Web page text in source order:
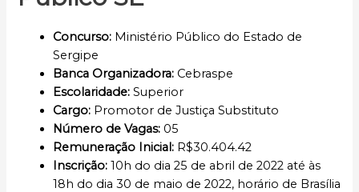
Concurso: Ministério Público do Estado de
Sergipe
Banca Organizadora: Cebraspe
Escolaridade: Superior
Cargo: Promotor de Justiça Substituto
Número de Vagas: 05
Remuneração Inicial: R$30.404.42
Inscrição:10h do dia 25 de abril de 2022 até às
18h do dia 30 de maio de 2022, horário de Brasília